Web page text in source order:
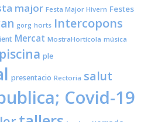
major Festa Major Hivern Festes
gorg horts Intercopons
Mercat MostraHortícola música
piscina ple
presentacio Rectoria salut
Covid-19